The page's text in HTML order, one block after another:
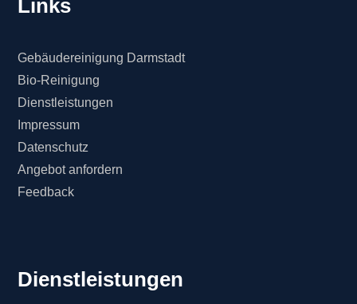
Links
Gebäudereinigung Darmstadt
Bio-Reinigung
Dienstleistungen
Impressum
Datenschutz
Angebot anfordern
Feedback
Dienstleistungen